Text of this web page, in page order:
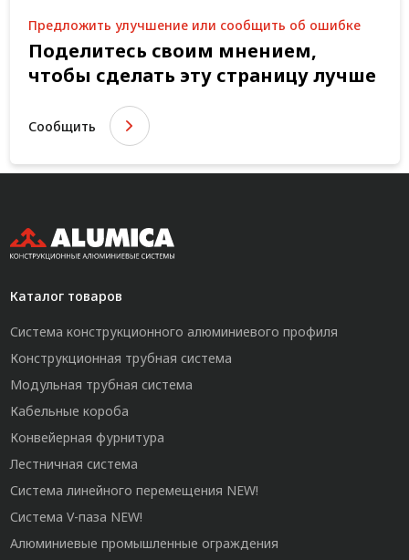
Предложить улучшение или сообщить об ошибке
Поделитесь своим мнением,
чтобы сделать эту страницу лучше
Сообщить
Каталог товаров
Система конструкционного алюминиевого профиля
Конструкционная трубная система
Модульная трубная система
Кабельные короба
Конвейерная фурнитура
Лестничная система
Система линейного перемещения NEW!
Система V-паза NEW!
Алюминиевые промышленные ограждения